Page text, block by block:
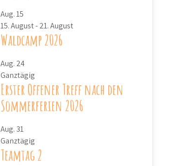
Aug.15
15. August-21. August
Waldcamp 2026
Aug. 24
Ganztägig
Erster Offener Treff nach den
Sommerferien 2026
Aug. 31
Ganztägig
Teamtag 2